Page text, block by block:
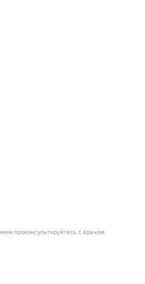
проконсультируйтесь с врачом